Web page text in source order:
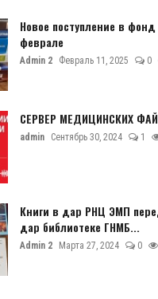
Новое поступление в
феврале
Admin 2 Февраль 11, 2025 0
СЕРВЕР МЕДИЦИНСКИХ
admin Сентябрь 30, 2024 1
Книги в дар РНЦ ЭМП
дар библиотеке ГНМБ...
Admin 2 Марта 27, 2024 0